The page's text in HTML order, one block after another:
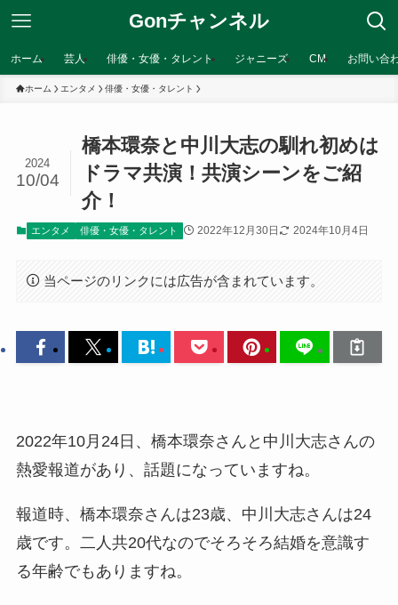
Gonチャンネル
ホーム 芸人 俳優・女優・タレント ジャニーズ CM お問い合
ホーム エンタメ 俳優・女優・タレント
橋本環奈と中川大志の馴れ初めは
ドラマ共演！共演シーンをご紹
介！
2024
10/04
エンタメ 俳優・女優・タレント 2022年12月30日 2024年10月4日
当ページのリンクには広告が含まれています。
2022年10月24日、橋本環奈さんと中川大志さんの
熱愛報道があり、話題になっていますね。
報道時、橋本環奈さんは23歳、中川大志さんは24
歳です。二人共20代なのでそろそろ結婚を意識す
る年齢でもありますね。